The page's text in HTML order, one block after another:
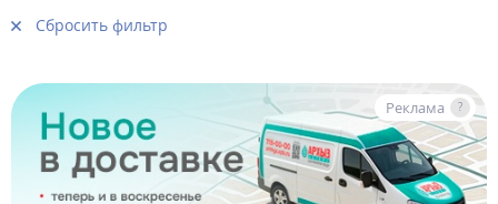
Реклама ?
Сбросить фильтр